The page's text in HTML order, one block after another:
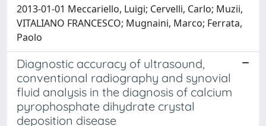
2013-01-01 Meccariello, Luigi; Cervelli, Carlo; Muzii,
VITALIANO FRANCESCO; Mugnaini, Marco; Ferrata,
Paolo
Diagnostic accuracy of ultrasound,
conventional radiography and synovial
fluid analysis in the diagnosis of calcium
pyrophosphate dihydrate crystal
deposition disease